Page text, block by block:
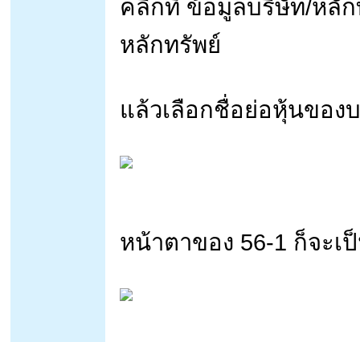
คลิกที่ ข้อมูลบริษัท/หลัก
หลักทรัพย์
แล้วเลือกชื่อย่อหุ้นของ
หน้าตาของ 56-1 ก็จะเ